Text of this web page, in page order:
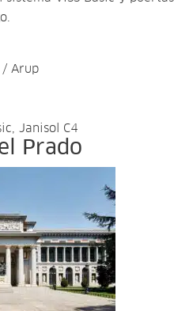
/ Arup
Janisol C4
Prado